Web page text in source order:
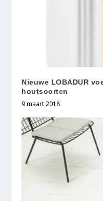
Nieuwe LOBADUR
houtsoorten
9 maart 2018